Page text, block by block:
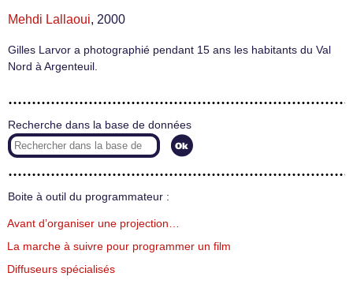
Mehdi Lallaoui, 2000
Gilles Larvor a photographié pendant 15 ans les habitants du Val
Nord à Argenteuil.
Recherche dans la base de données
Boite à outil du programmateur :
Avant d’organiser une projection…
La marche à suivre pour programmer un film
Diffuseurs spécialisés